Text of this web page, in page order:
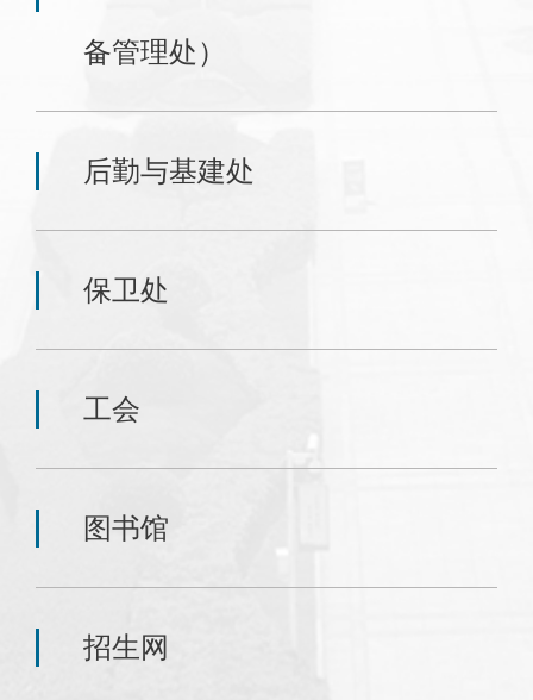
备管理处）
后勤与基建处
保卫处
工会
图书馆
招生网